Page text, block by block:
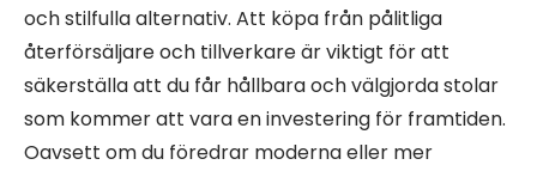
och stilfulla alternativ. Att köpa från pålitliga
återförsäljare och tillverkare är viktigt för att
säkerställa att du får hållbara och välgjorda stolar
som kommer att vara en investering för framtiden.
Oavsett om du föredrar moderna eller mer